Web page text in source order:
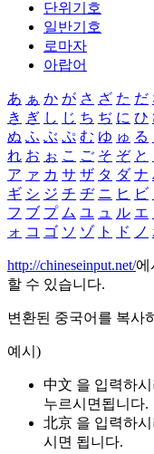
단위기호
일반기호
로마자
아랍어
あ ぁ か が さ ざ た だ
き ぎ し じ ち ぢ に ひ
ぬ ふ ぶ ぷ む ゆ ゅ る
れ お ぉ こ ご そ ぞ と
ア ァ カ サ ザ タ ダ ナ
ギ シ ジ チ ヂ ニ ヒ ビ
フ ブ プ ム ユ ュ ル エ
ォ コ ゴ ソ ゾ ト ド ノ
http://chineseinput.net/에
할 수 있습니다.
변환된 중국어를 복사
예시)
中文 을 입력하시
누르시면됩니다.
北京 을 입력하시
시면 됩니다.